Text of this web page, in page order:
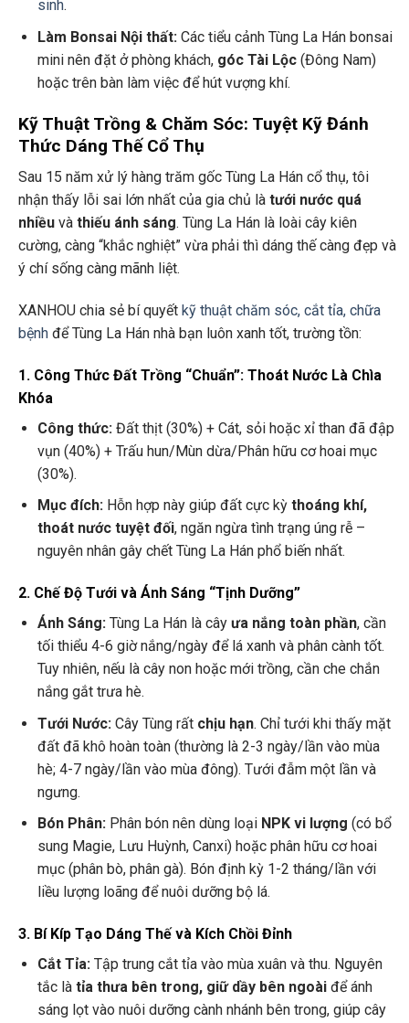
sinh.
Làm Bonsai Nội thất:Các tiểu cảnh Tùng La Hán bonsai
mini nên đặt ở phòng khách, góc Tài Lộc(Đông Nam)
hoặc trên bàn làm việc để hút vượng khí.
Kỹ Thuật Trồng & Chăm Sóc: Tuyệt Kỹ Đánh
Thức Dáng Thế Cổ Thụ
Sau 15 năm xử lý hàng trăm gốc Tùng La Hán cổ thụ, tôi
nhận thấy lỗi sai lớn nhất của gia chủ là tưới nước quá
nhiều và thiếu ánh sáng. Tùng La Hán là loài cây kiên
cường, càng “khắc nghiệt” vừa phải thì dáng thế càng đẹp và
ý chí sống càng mãnh liệt.
XANHOU chia sẻ bí quyết kỹ thuật chăm sóc, cắt tỉa, chữa
bệnh để Tùng La Hán nhà bạn luôn xanh tốt, trường tồn:
1. Công Thức Đất Trồng “Chuẩn”: Thoát Nước Là Chìa
Khóa
Công thức:Đất thịt (30%) + Cát, sỏi hoặc xỉ than đã đập
vụn (40%) + Trấu hun/Mùn dừa/Phân hữu cơ hoai mục
(30%).
Mục đích:Hỗn hợp này giúp đất cực kỳ thoáng khí,
thoát nước tuyệt đối, ngăn ngừa tình trạng úng rễ –
nguyên nhân gây chết Tùng La Hán phổ biến nhất.
2. Chế Độ Tưới và Ánh Sáng “Tịnh Dưỡng”
Ánh Sáng:Tùng La Hán là cây ưa nắng toàn phần, cần
tối thiểu 4-6 giờ nắng/ngày để lá xanh và phân cành tốt.
Tuy nhiên, nếu là cây non hoặc mới trồng, cần che chắn
nắng gắt trưa hè.
Tưới Nước:Cây Tùng rất chịu hạn. Chỉ tưới khi thấy mặt
đất đã khô hoàn toàn (thường là 2-3 ngày/lần vào mùa
hè; 4-7 ngày/lần vào mùa đông). Tưới đẫm một lần và
ngưng.
Bón Phân:Phân bón nên dùng loại NPK vi lượng (có bổ
sung Magie, Lưu Huỳnh, Canxi) hoặc phân hữu cơ hoai
mục (phân bò, phân gà). Bón định kỳ 1-2 tháng/lần với
liều lượng loãng để nuôi dưỡng bộ lá.
3. Bí Kíp Tạo Dáng Thế và Kích Chồi Đỉnh
Cắt Tỉa:Tập trung cắt tỉa vào mùa xuân và thu. Nguyên
tắc là tỉa thưa bên trong, giữ dầy bên ngoàiđể ánh
sáng lọt vào nuôi dưỡng cành nhánh bên trong, giúp cây